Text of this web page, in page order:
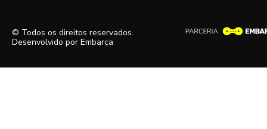
© Todos os direitos reservados.
Desenvolvido por Embarca